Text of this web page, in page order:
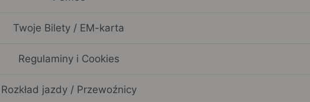
Twoje Bilety / EM-karta
Regulaminy i Cookies
Rozkład jazdy / Przewoźnicy